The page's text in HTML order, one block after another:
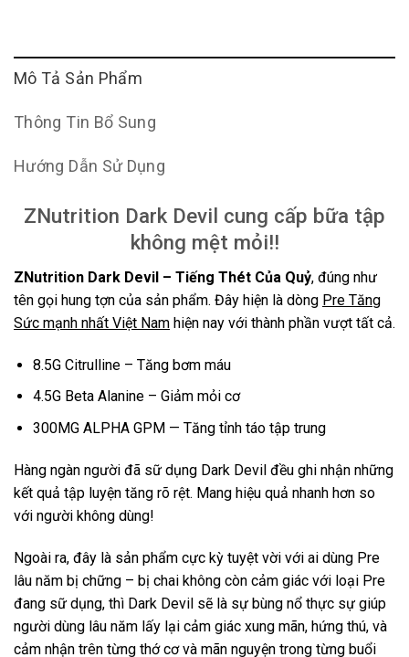
Mô Tả Sản Phẩm
Thông Tin Bổ Sung
Hướng Dẫn Sử Dụng
ZNutrition Dark Devil cung cấp bữa tập
không mệt mỏi!!
ZNutrition Dark Devil – Tiếng Thét Của Quỷ, đúng như
tên gọi hung tợn của sản phẩm. Đây hiện là dòng Pre Tăng
Sức mạnh nhất Việt Nam hiện nay với thành phần vượt tất cả.
8.5G Citrulline – Tăng bơm máu
4.5G Beta Alanine – Giảm mỏi cơ
300MG ALPHA GPM — Tăng tỉnh táo tập trung
Hàng ngàn người đã sữ dụng Dark Devil đều ghi nhận những
kết quả tập luyện tăng rõ rệt. Mang hiệu quả nhanh hơn so
với người không dùng!
Ngoài ra, đây là sản phẩm cực kỳ tuyệt vời với ai dùng Pre
lâu năm bị chững – bị chai không còn cảm giác với loại Pre
đang sữ dụng, thì Dark Devil sẽ là sự bùng nổ thực sự giúp
người dùng lâu năm lấy lại cảm giác xung mãn, hứng thú, và
cảm nhận trên từng thớ cơ và mãn nguyện trong từng buổi